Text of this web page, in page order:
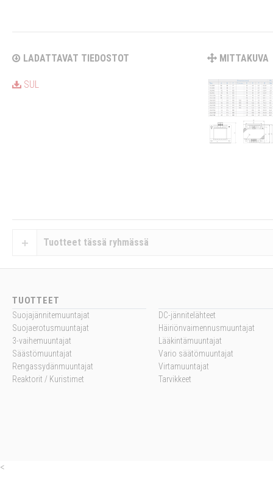
LADATTAVAT TIEDOSTOT
SUL
MITTAKUVA
Tuotteet tässä ryhmässä
TUOTTEET
Suojajännitemuuntajat
Suojaerotusmuuntajat
3-vaihemuuntajat
Säästömuuntajat
Rengassydänmuuntajat
Reaktorit / Kuristimet
DC-jännitelähteet
Häiriönvaimennusmuuntajat
Lääkintämuuntajat
Vario säätömuuntajat
Virtamuuntajat
Tarvikkeet
<